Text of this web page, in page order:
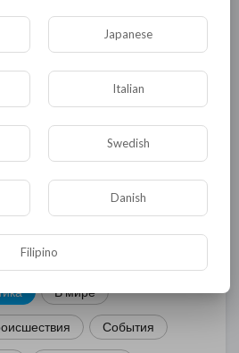
нет
В мире
События
Japanese
Italian
Swedish
Danish
Filipino